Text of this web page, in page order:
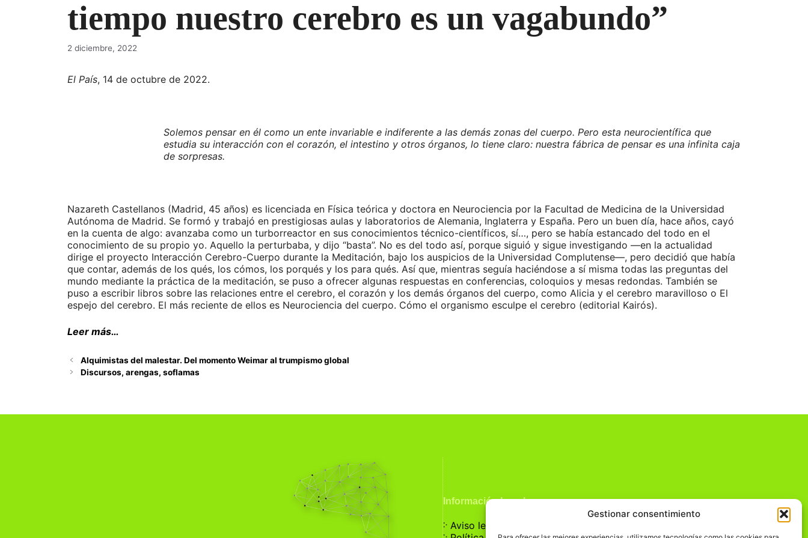
Gestionar consentimiento
tiempo nuestro cerebro es un vagabundo”
2 diciembre, 2022
El País, 14 de octubre de 2022.
Solemos pensar en él como un ente invariable e indiferente a las demás zonas del cuerpo. Pero esta neurocientífica que
estudia su interacción con el corazón, el intestino y otros órganos, lo tiene claro: nuestra fábrica de pensar es una infinita caja
de sorpresas.
Nazareth Castellanos (Madrid, 45 años) es licenciada en Física teórica y doctora en Neurociencia por la Facultad de Medicina de la Universidad
Autónoma de Madrid. Se formó y trabajó en prestigiosas aulas y laboratorios de Alemania, Inglaterra y España. Pero un buen día, hace años, cayó
en la cuenta de algo: avanzaba como un turborreactor en sus conocimientos técnico-científicos, sí…, pero se había estancado del todo en el
conocimiento de su propio yo. Aquello la perturbaba, y dijo “basta”. No es del todo así, porque siguió y sigue investigando —en la actualidad
dirige el proyecto Interacción Cerebro-Cuerpo durante la Meditación, bajo los auspicios de la Universidad Complutense—, pero decidió que había
que contar, además de los qués, los cómos, los porqués y los para qués. Así que, mientras seguía haciéndose a sí misma todas las preguntas del
mundo mediante la práctica de la meditación, se puso a ofrecer algunas respuestas en conferencias, coloquios y mesas redondas. También se
puso a escribir libros sobre las relaciones entre el cerebro, el corazón y los demás órganos del cuerpo, como Alicia y el cerebro maravilloso o El
espejo del cerebro. El más reciente de ellos es Neurociencia del cuerpo. Cómo el organismo esculpe el cerebro (editorial Kairós).
Leer más…
Alquimistas del malestar. Del momento Weimar al trumpismo global
Discursos, arengas, soflamas
Información Legal
჻Aviso legal